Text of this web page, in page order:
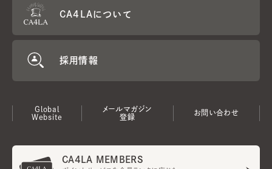
CA4LAについて
採用情報
Global
Website
メールマガジン
登録
お問い合わせ
CA4LA MEMBERS